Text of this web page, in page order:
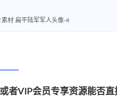
素材 扁平陆军军人头像-4
者VIP会员专享资源能否直